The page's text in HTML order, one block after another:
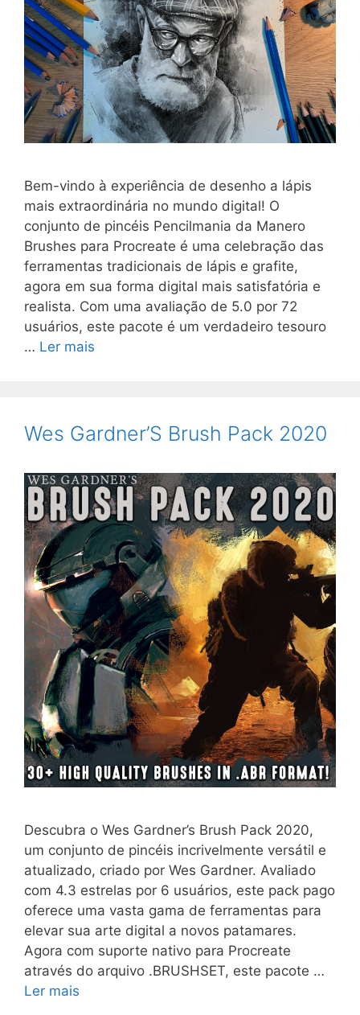
Bem-vindo à experiência de desenho a lápis
mais extraordinária no mundo digital! O
conjunto de pincéis Pencilmania da Manero
Brushes para Procreate é uma celebração das
ferramentas tradicionais de lápis e grafite,
agora em sua forma digital mais satisfatória e
realista. Com uma avaliação de 5.0 por 72
usuários, este pacote é um verdadeiro tesouro
… Ler mais
Wes Gardner’S Brush Pack 2020
Descubra o Wes Gardner’s Brush Pack 2020,
um conjunto de pincéis incrivelmente versátil e
atualizado, criado por Wes Gardner. Avaliado
com 4.3 estrelas por 6 usuários, este pack pago
oferece uma vasta gama de ferramentas para
elevar sua arte digital a novos patamares.
Agora com suporte nativo para Procreate
através do arquivo .BRUSHSET, este pacote …
Ler mais